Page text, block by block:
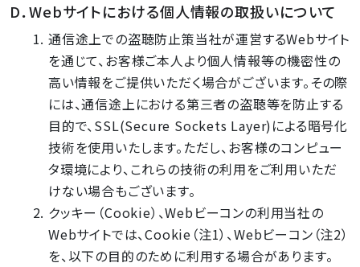
D．Webサイトにおける個人情報の取扱いについて
通信途上での盗聴防止策当社が運営するWebサイト
を通じて、お客様ご本人より個人情報等の機密性の
高い情報をご提供いただく場合がございます。その際
には、通信途上における第三者の盗聴等を防止する
目的で、SSL(Secure Sockets Layer)による暗号化
技術を使用いたします。ただし、お客様のコンピュー
タ環境により、これらの技術の利用をご利用いただ
けない場合もございます。
クッキー（Cookie）、Webビーコンの利用当社の
Webサイトでは、Cookie（注1）、Webビーコン（注2）
を、以下の目的のために利用する場合があります。